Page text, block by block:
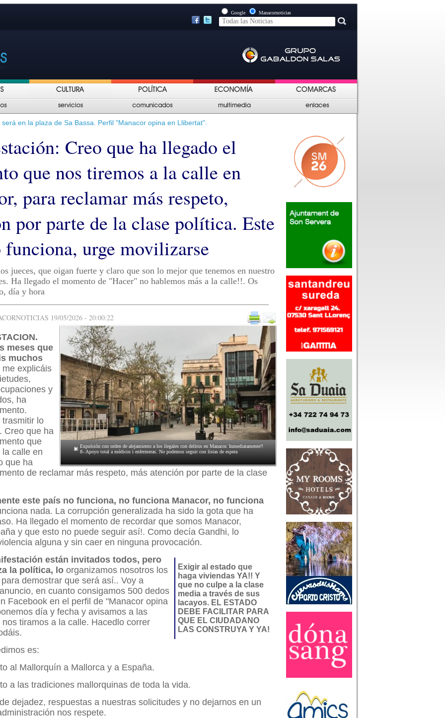
Google Manacornoticias
en la plaza de Sa Bassa. Perfil "Manacor opina en Llibertat".
Creo que ha llegado el
que nos tiremos a la calle en
para reclamar más respeto,
por parte de la clase política. Este
funciona, urge movilizarse
jueces, que oigan fuerte y claro que son lo mejor que tenemos en nuestro
Ha llegado el momento de "Hacer" no hablemos más a la calle!!. Os
día y hora
19/05/2026 - 20:00:22
Expulsión con orden de alejamiento a los ilegales con delitos en Manacor. Inmediatamente!!
8-.Apoyo total a médicos i enfermeras. No podemos seguir con listas de espera
meses que
muchos
explicáis
y
ha
trasmitir lo
Creo que ha
que
calle en
que ha
de reclamar más respeto, más atención por parte de la clase
este país no funciona, no funciona Manacor, no funciona
nada. La corrupción generalizada ha sido la gota que ha
Ha llegado el momento de recordar que somos Manacor,
y que esto no puede seguir así!. Como decía Gandhi, lo
alguna y sin caer en ninguna provocación.
Exigir al estado que
haga viviendas YA!! Y
que no culpe a la clase
media a través de sus
lacayos. EL ESTADO
DEBE FACILITAR PARA
QUE EL CIUDADANO
LAS CONSTRUYA Y YA!
están invitados todos, pero
la política, lo organizamos nosotros los
demostrar que será así.. Voy a
en cuanto consigamos 500 dedos
Facebook en el perfil de "Manacor opina
día y fecha y avisamos a las
tiramos a la calle. Hacedlo correr
es:
al Mallorquín a Mallorca y a España.
a las tradiciones mallorquinas de toda la vida.
dejadez, respuestas a nuestras solicitudes y no dejarnos en un
nos respete.